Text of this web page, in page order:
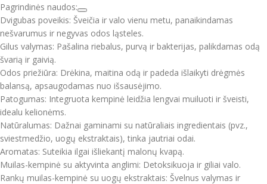
Pagrindinės naudos:
Dvigubas poveikis: Šveičia ir valo vienu metu, panaikindamas
nešvarumus ir negyvas odos ląsteles.
Gilus valymas: Pašalina riebalus, purvą ir bakterijas, palikdamas odą
švarią ir gaivią.
Odos priežiūra: Drėkina, maitina odą ir padeda išlaikyti drėgmės
balansą, apsaugodamas nuo išsausėjimo.
Patogumas: Integruota kempinė leidžia lengvai muiluoti ir šveisti,
idealu kelionėms.
Natūralumas: Dažnai gaminami su natūraliais ingredientais (pvz.,
sviestmedžio, uogų ekstraktais), tinka jautriai odai.
Aromatas: Suteikia ilgai išliekantį malonų kvapą.
Muilas-kempinė su aktyvinta anglimi: Detoksikuoja ir giliai valo.
Rankų muilas-kempinė su uogų ekstraktais: Švelnus valymas ir